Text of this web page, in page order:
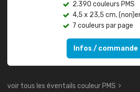
2.390 couleurs PMS
4,5 x 23,5 cm,
7 couleurs par page
Infos / commande
voir tous les éventails couleur PMS